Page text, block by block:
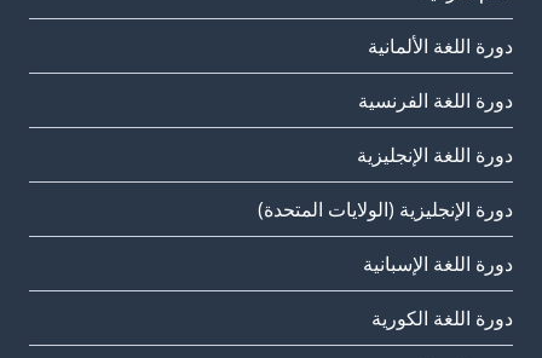
دورة اللغة الألمانية
دورة اللغة الفرنسية
دورة اللغة الإنجليزية
دورة الإنجليزية (الولايات المتحدة)
دورة اللغة الإسبانية
دورة اللغة الكورية